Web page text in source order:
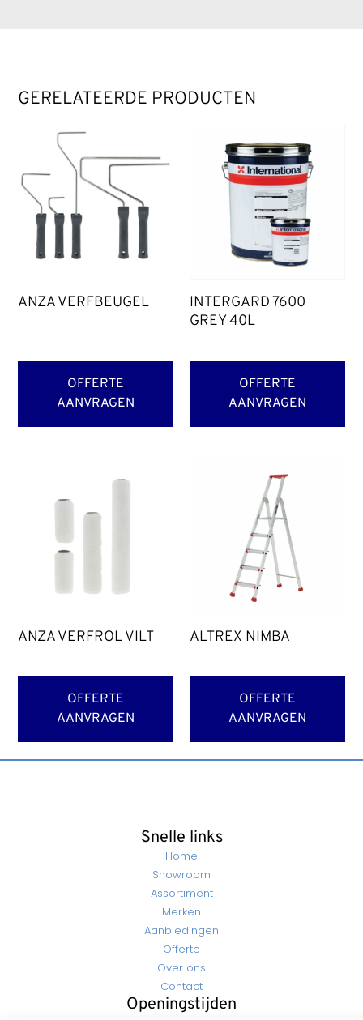
GERELATEERDE PRODUCTEN
ANZA VERFBEUGEL
OFFERTE
AANVRAGEN
INTERGARD 7600
GREY 40L
OFFERTE
AANVRAGEN
ANZA VERFROL VILT
OFFERTE
AANVRAGEN
ALTREX NIMBA
OFFERTE
AANVRAGEN
Snelle links
Home
Showroom
Assortiment
Merken
Aanbiedingen
Offerte
Over ons
Contact
Openingstijden